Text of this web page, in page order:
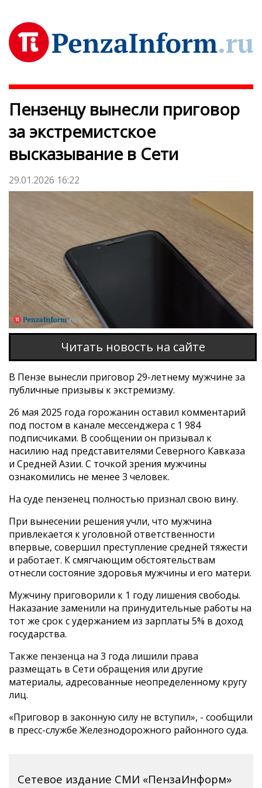
Пензенцу вынесли приговор
за экстремистское
высказывание в Сети
29.01.2026 16:22
Читать новость на сайте
В Пензе вынесли приговор 29-летнему мужчине за
публичные призывы к экстремизму.
26 мая 2025 года горожанин оставил комментарий
под постом в канале мессенджера с 1 984
подписчиками. В сообщении он призывал к
насилию над представителями Северного Кавказа
и Средней Азии. С точкой зрения мужчины
ознакомились не менее 3 человек.
На суде пензенец полностью признал свою вину.
При вынесении решения учли, что мужчина
привлекается к уголовной ответственности
впервые, совершил преступление средней тяжести
и работает. К смягчающим обстоятельствам
отнесли состояние здоровья мужчины и его матери.
Мужчину приговорили к 1 году лишения свободы.
Наказание заменили на принудительные работы на
тот же срок с удержанием из зарплаты 5% в доход
государства.
Также пензенца на 3 года лишили права
размещать в Сети обращения или другие
материалы, адресованные неопределенному кругу
лиц.
«Приговор в законную силу не вступил», - сообщили
в пресс-службе Железнодорожного районного суда.
Сетевое издание СМИ «ПензаИнформ»